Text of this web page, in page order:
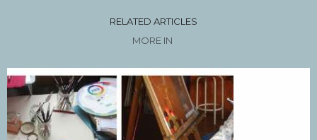
RELATED ARTICLES
MORE IN